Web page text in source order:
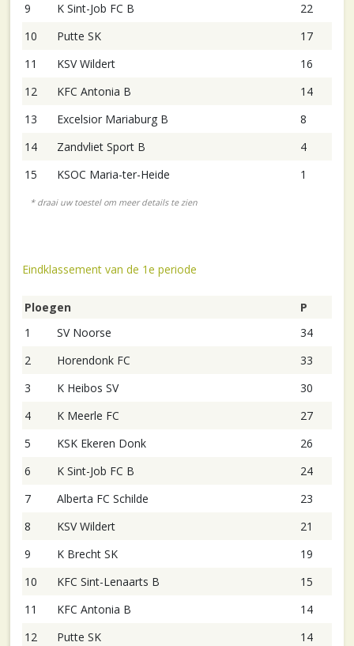
9
K Sint-Job FC B
22
10
Putte SK
17
11
KSV Wildert
16
12
KFC Antonia B
14
13
Excelsior Mariaburg B
8
14
Zandvliet Sport B
4
15
KSOC Maria-ter-Heide 1
Eindklassement van de 1e periode
Ploegen
P
1
SV Noorse
34
2
Horendonk FC
33
3
K Heibos SV
30
4
K Meerle FC
27
5
KSK Ekeren Donk
26
6
K Sint-Job FC B
24
7
Alberta FC Schilde
23
8
KSV Wildert
21
9
K Brecht SK
19
10
KFC Sint-Lenaarts B
15
11
KFC Antonia B
14
12
Putte SK 14